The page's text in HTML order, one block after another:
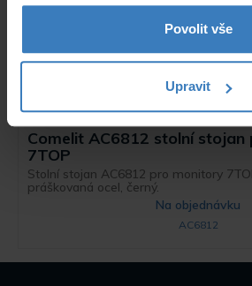
Povolit vše
Upravit
Comelit AC6812 stolní
7TOP
Stolní stojan AC6812 pro monitory
práškovaná ocel, černý.
Na objednávku
AC6812